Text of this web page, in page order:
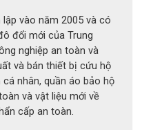
vào năm 2005 và có
đổi mới của Trung
nghiệp an toàn và
và bán thiết bị cứu hộ
nhân, quần áo bảo hộ
và vật liệu mới về
cấp an toàn.